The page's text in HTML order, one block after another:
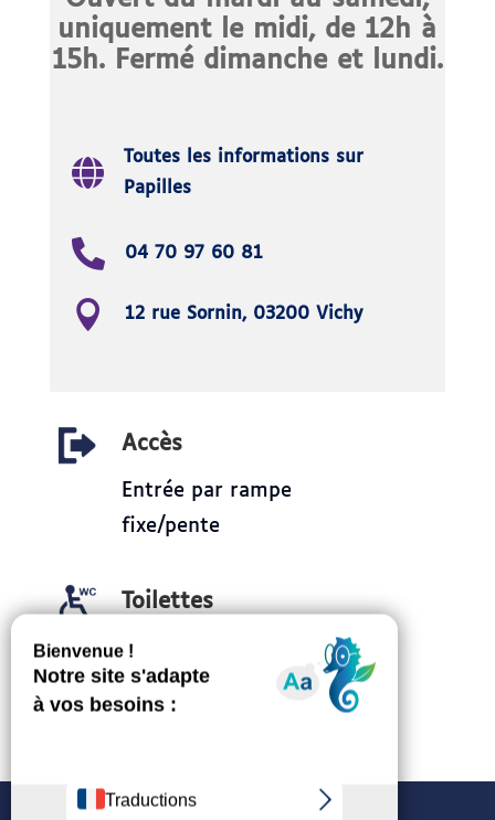
uniquement le midi, de 12h à
15h. Fermé dimanche et lundi.
Toutes les informations sur
Papilles
04 70 97 60 81
12 rue Sornin, 03200 Vichy
Accès
Entrée par rampe
fixe/pente
Toilettes
Avec entrée accessible.
Barre de transfert à
Politique de confidentialité